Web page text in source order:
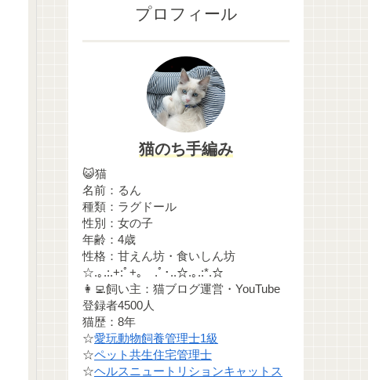
プロフィール
猫のち手編み
😺猫
名前：るん
種類：ラグドール
性別：女の子
年齢：4歳
性格：甘えん坊・食いしん坊
☆.｡.:.+:ﾟ+｡ .ﾟ･..☆.｡.:*.☆
👩‍💻飼い主：猫ブログ運営・YouTube
登録者4500人
猫歴：8年
☆愛玩動物飼養管理士1級
☆ペット共生住宅管理士
☆ヘルスニュートリションキャットス